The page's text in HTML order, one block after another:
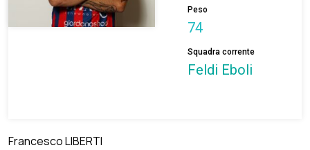
Peso
74
Squadra corrente
Feldi Eboli
Francesco LIBERTI